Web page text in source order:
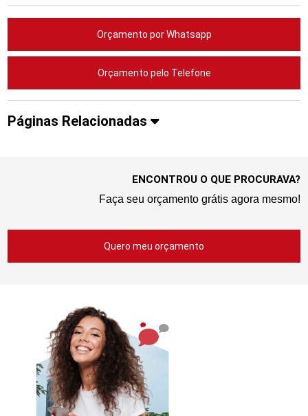
Orçamento por Whatsapp
Orçamento pelo Telefone
Páginas Relacionadas
ENCONTROU O QUE PROCURAVA?
Faça seu orçamento grátis agora mesmo!
Quero meu orçamento